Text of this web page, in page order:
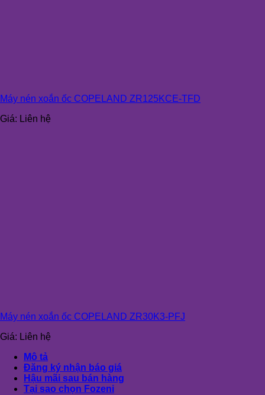
Máy nén xoắn ốc COPELAND ZR125KCE-TFD
Giá: Liên hệ
Máy nén xoắn ốc COPELAND ZR30K3-PFJ
Giá: Liên hệ
Mô tả
Đăng ký nhận báo giá
Hậu mãi sau bán hàng
Tại sao chọn Fozeni